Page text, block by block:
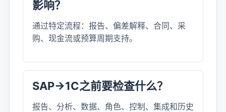
影响？
通过特定流程：报告、偏差解释、合同、采
购、现金流或预算周期支持。
SAP→1C之前要检查什么？
报告、分析、数据、角色、控制、集成和历史